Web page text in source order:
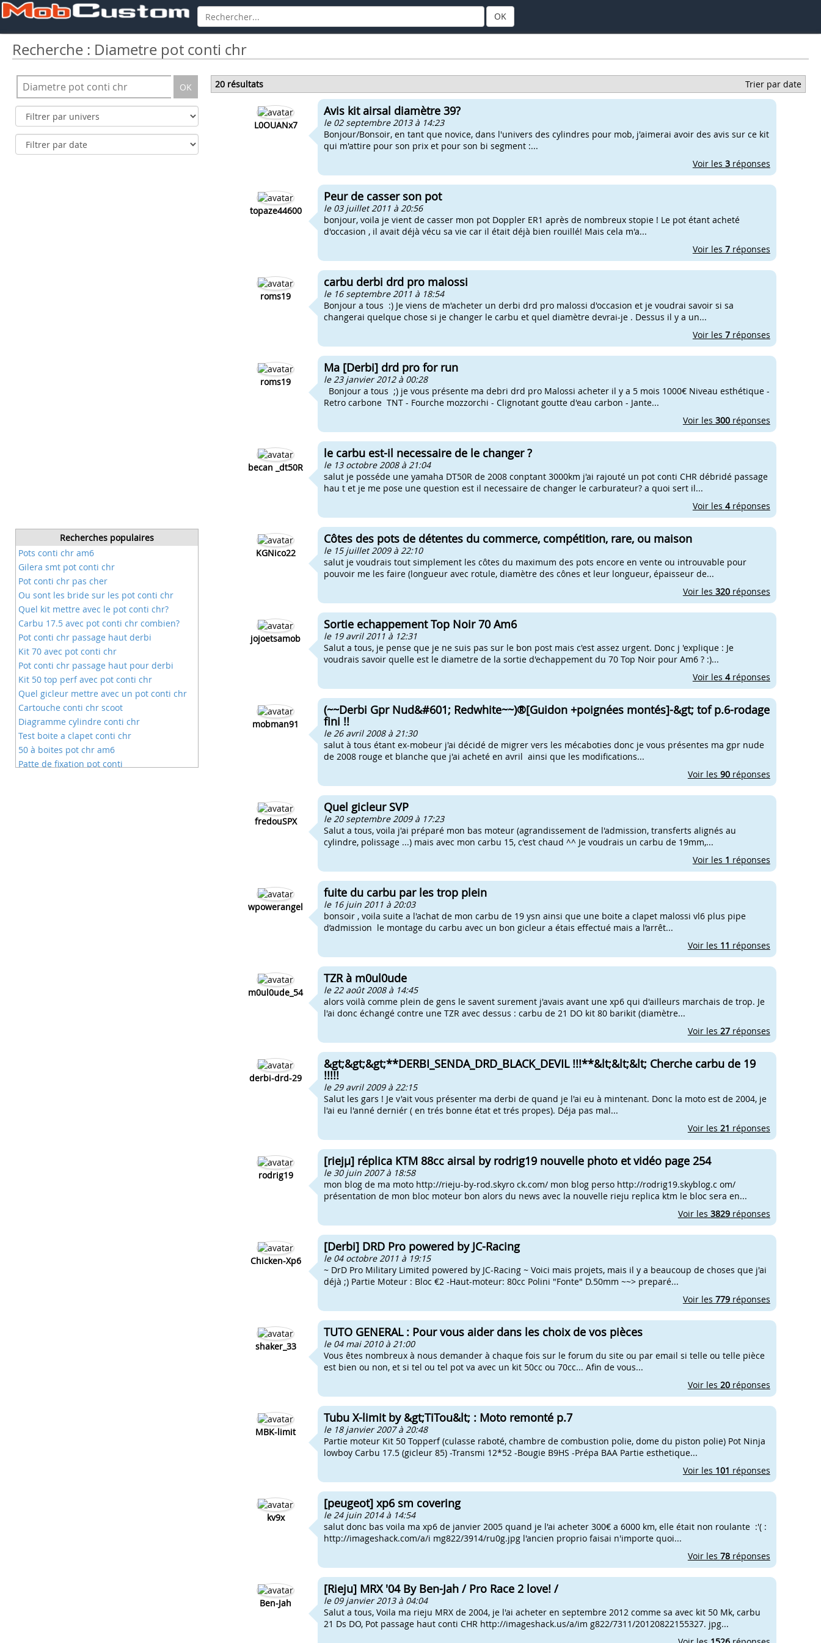
OK
Recherche : Diametre pot conti chr
OK
Recherches populaires
Pots conti chr am6
Gilera smt pot conti chr
Pot conti chr pas cher
Ou sont les bride sur les pot conti chr
Quel kit mettre avec le pot conti chr?
Carbu 17.5 avec pot conti chr combien?
Pot conti chr passage haut derbi
Kit 70 avec pot conti chr
Pot conti chr passage haut pour derbi
Kit 50 top perf avec pot conti chr
Quel gicleur mettre avec un pot conti chr
Cartouche conti chr scoot
Diagramme cylindre conti chr
Test boite a clapet conti chr
50 à boites pot chr am6
Patte de fixation pot conti
20 résultats Trier par date
L0OUANx7
Avis kit airsal diamètre 39?
le 02 septembre 2013 à 14:23
Bonjour/Bonsoir, en tant que novice, dans l'univers des cylindres pour mob, j'aimerai avoir des avis sur ce kit
qui m'attire pour son prix et pour son bi segment :...
Voir les 3réponses
topaze44600
Peur de casser son pot
le 03 juillet 2011 à 20:56
bonjour, voila je vient de casser mon pot Doppler ER1 après de nombreux stopie ! Le pot étant acheté
d'occasion , il avait déjà vécu sa vie car il était déjà bien rouillé! Mais cela m'a...
Voir les 7réponses
roms19
carbu derbi drd pro malossi
le 16 septembre 2011 à 18:54
Bonjour a tous :) Je viens de m'acheter un derbi drd pro malossi d'occasion et je voudrai savoir si sa
changerai quelque chose si je changer le carbu et quel diamètre devrai-je . Dessus il y a un...
Voir les 7réponses
roms19
Ma [Derbi] drd pro for run
le 23 janvier 2012 à 00:28
Bonjour a tous ;) je vous présente ma debri drd pro Malossi acheter il y a 5 mois 1000€ Niveau esthétique -
Retro carbone TNT - Fourche mozzorchi - Clignotant goutte d'eau carbon - Jante...
Voir les 300réponses
becan _dt50R
le carbu est-il necessaire de le changer ?
le 13 octobre 2008 à 21:04
salut je posséde une yamaha DT50R de 2008 conptant 3000km j'ai rajouté un pot conti CHR débridé passage
hau t et je me pose une question est il necessaire de changer le carburateur? a quoi sert il...
Voir les 4réponses
KGNico22
Côtes des pots de détentes du commerce, compétition, rare, ou maison
le 15 juillet 2009 à 22:10
salut je voudrais tout simplement les côtes du maximum des pots encore en vente ou introuvable pour
pouvoir me les faire (longueur avec rotule, diamètre des cônes et leur longueur, épaisseur de...
Voir les 320réponses
jojoetsamob
Sortie echappement Top Noir 70 Am6
le 19 avril 2011 à 12:31
Salut a tous, je pense que je ne suis pas sur le bon post mais c'est assez urgent. Donc j 'explique : Je
voudrais savoir quelle est le diametre de la sortie d'echappement du 70 Top Noir pour Am6 ? :)...
Voir les 4réponses
mobman91
(~~Derbi Gpr Nud&#601; Redwhite~~)®[Guidon +poignées montés]-&gt; tof p.6-rodage
fini !!
le 26 avril 2008 à 21:30
salut à tous étant ex-mobeur j'ai décidé de migrer vers les mécaboties donc je vous présentes ma gpr nude
de 2008 rouge et blanche que j'ai acheté en avril ainsi que les modifications...
Voir les 90réponses
fredouSPX
Quel gicleur SVP
le 20 septembre 2009 à 17:23
Salut a tous, voila j'ai préparé mon bas moteur (agrandissement de l'admission, transferts alignés au
cylindre, polissage ...) mais avec mon carbu 15, c'est chaud ^^ Je voudrais un carbu de 19mm,...
Voir les 1 réponses
wpowerangel
fuite du carbu par les trop plein
le 16 juin 2011 à 20:03
bonsoir , voila suite a l'achat de mon carbu de 19 ysn ainsi que une boite a clapet malossi vl6 plus pipe
d’admission le montage du carbu avec un bon gicleur a étais effectué mais a l’arrêt...
Voir les 11 réponses
m0ul0ude_54
TZR à m0ul0ude
le 22 août 2008 à 14:45
alors voilà comme plein de gens le savent surement j'avais avant une xp6 qui d'ailleurs marchais de trop. Je
l'ai donc échangé contre une TZR avec dessus : carbu de 21 DO kit 80 barikit (diamètre...
Voir les 27réponses
derbi-drd-29
&gt;&gt;&gt;**DERBI_SENDA_DRD_BLACK_DEVIL !!!**&lt;&lt;&lt; Cherche carbu de 19
!!!!!
le 29 avril 2009 à 22:15
Salut les gars ! Je v'ait vous présenter ma derbi de quand je l'ai eu à mintenant. Donc la moto est de 2004, je
l'ai eu l'anné derniér ( en trés bonne état et trés propes). Déja pas mal...
Voir les 21 réponses
rodrig19
[riejµ] réplica KTM 88cc airsal by rodrig19 nouvelle photo et vidéo page 254
le 30 juin 2007 à 18:58
mon blog de ma moto http://rieju-by-rod.skyro ck.com/ mon blog perso http://rodrig19.skyblog.c om/
présentation de mon bloc moteur bon alors du news avec la nouvelle rieju replica ktm le bloc sera en...
Voir les 3829réponses
Chicken-Xp6
[Derbi] DRD Pro powered by JC-Racing
le 04 octobre 2011 à 19:15
~ DrD Pro Military Limited powered by JC-Racing ~ Voici mais projets, mais il y a beaucoup de choses que j'ai
déjà ;) Partie Moteur : Bloc €2 -Haut-moteur: 80cc Polini "Fonte" D.50mm ~~> preparé...
Voir les 779réponses
shaker_33
TUTO GENERAL : Pour vous aider dans les choix de vos pièces
le 04 mai 2010 à 21:00
Vous êtes nombreux à nous demander à chaque fois sur le forum du site ou par email si telle ou telle pièce
est bien ou non, et si tel ou tel pot va avec un kit 50cc ou 70cc... Afin de vous...
Voir les 20réponses
MBK-limit
Tubu X-limit by &gt;TiTou&lt; : Moto remonté p.7
le 18 janvier 2007 à 20:48
Partie moteur Kit 50 Topperf (culasse raboté, chambre de combustion polie, dome du piston polie) Pot Ninja
lowboy Carbu 17.5 (gicleur 85) -Transmi 12*52 -Bougie B9HS -Prépa BAA Partie esthetique...
Voir les 101 réponses
kv9x
[peugeot] xp6 sm covering
le 24 juin 2014 à 14:54
salut donc bas voila ma xp6 de janvier 2005 quand je l'ai acheter 300€ a 6000 km, elle était non roulante :'( :
http://imageshack.com/a/i mg822/3914/ru0g.jpg l'ancien proprio faisai n'importe quoi...
Voir les 78réponses
Ben-Jah
[Rieju] MRX '04 By Ben-Jah / Pro Race 2 love! /
le 09 janvier 2013 à 04:04
Salut a tous, Voila ma rieju MRX de 2004, je l'ai acheter en septembre 2012 comme sa avec kit 50 Mk, carbu
21 Ds DO, Pot passage haut conti CHR http://imageshack.us/a/im g822/7311/20120822155327. jpg...